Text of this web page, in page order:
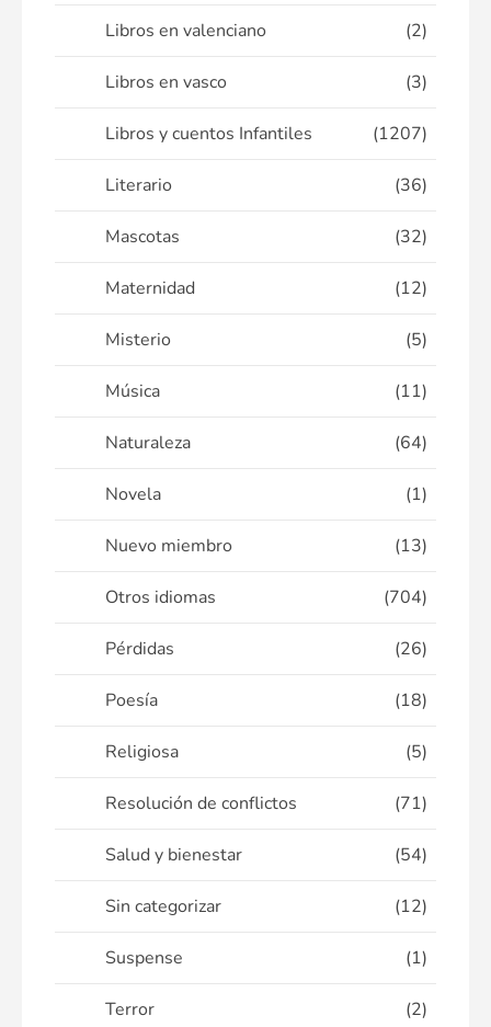
Libros en valenciano (2)
Libros en vasco (3)
Libros y cuentos Infantiles (1207)
Literario (36)
Mascotas (32)
Maternidad (12)
Misterio (5)
Música (11)
Naturaleza (64)
Novela (1)
Nuevo miembro (13)
Otros idiomas (704)
Pérdidas (26)
Poesía (18)
Religiosa (5)
Resolución de conflictos (71)
Salud y bienestar (54)
Sin categorizar (12)
Suspense (1)
Terror (2)